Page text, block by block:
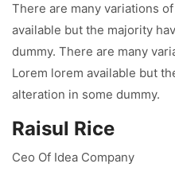
There are many variations
available but the majority
dummy. There are many
Lorem lorem available but
alteration in some dummy.
Raisul Rice
Ceo Of Idea Company